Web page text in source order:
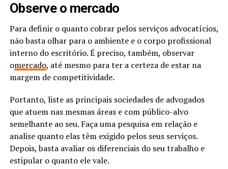
Observe o mercado
Para definir o quanto cobrar pelos serviços advocatícios,
não basta olhar para o ambiente e o corpo profissional
interno do escritório. É preciso, também, observar
omercado, até mesmo para ter a certeza de estar na
margem de competitividade.
Portanto, liste as principais sociedades de advogados
que atuem nas mesmas áreas e com público-alvo
semelhante ao seu. Faça uma pesquisa em relação e
analise quanto elas têm exigido pelos seus serviços.
Depois, basta avaliar os diferenciais do seu trabalho e
estipular o quanto ele vale.